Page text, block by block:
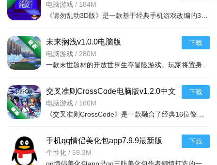
电脑游戏 / 184M
未来搁浅v1.0.0电脑版
电脑游戏 / 280M
下载
交叉准则CrossCode电脑版v1.2.0中文
正式版
电脑游戏 / 160M
下载
手机qq情侣美化包app7.9.9最新版
个性化 / 59.3M
下载